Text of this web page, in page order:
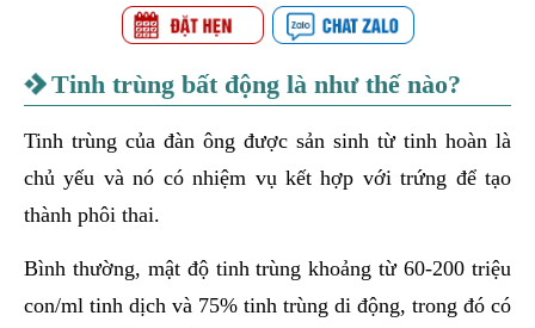
Tinh trùng bất động là như thế nào?
Tinh trùng của đàn ông được sản sinh từ tinh hoàn là
chủ yếu và nó có nhiệm vụ kết hợp với trứng để tạo
thành phôi thai.
Bình thường, mật độ tinh trùng khoảng từ 60-200 triệu
con/ml tinh dịch và 75% tinh trùng di động, trong đó có